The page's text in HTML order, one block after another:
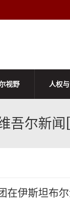
视野 人权
吾尔新
在伊斯坦布